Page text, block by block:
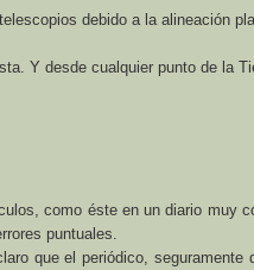
debido a la alineación
Y desde cualquier punto de la
como éste en un diario muy
puntuales.
que el periódico,